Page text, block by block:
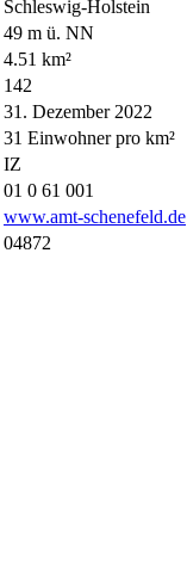
Schleswig-Holstein
49 m ü. NN
4.51 km²
142
31. Dezember 2022
31 Einwohner pro km²
IZ
01 0 61 001
www.amt-schenefeld.de
04872